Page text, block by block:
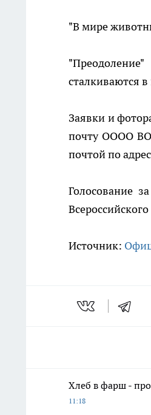
"В мире
сталкиваются
Заявки и
почту ОООО
почтой по
Голосование
Источник:
Хлеб в фарш -
11:18